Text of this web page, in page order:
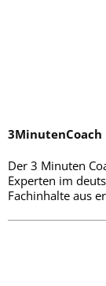
3MinutenCoach
Der 3 Minuten
Experten im
Fachinhalte aus